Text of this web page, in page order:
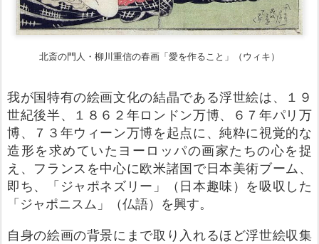
北斎の門人・柳川重信の春画「愛を作ること」（ウィキ）
我が国特有の絵画文化の結晶である浮世絵は、１９
世紀後半、１８６２年ロンドン万博、６７年パリ万
博、７３年ウィーン万博を起点に、純粋に視覚的な
造形を求めていたヨーロッパの画家たちの心を捉
え、フランスを中心に欧米諸国で日本美術ブーム、
即ち、「ジャポネズリー」（日本趣味）を吸収した
「ジャポニスム」（仏語）を興す。
自身の絵画の背景にまで取り入れるほど浮世絵収集